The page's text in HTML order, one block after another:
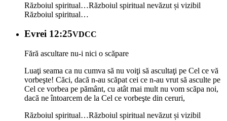
Războiul spiritual…Războiul spiritual nevăzut și vizibil
Războiul spiritual…
Evrei 12:25VDCC
Fără ascultare nu-i nici o scăpare
Luaţi seama ca nu cumva să nu voiţi să ascultaţi pe Cel ce vă
vorbeşte! Căci, dacă n-au scăpat cei ce n-au vrut să asculte pe
Cel ce vorbea pe pământ, cu atât mai mult nu vom scăpa noi,
dacă ne întoarcem de la Cel ce vorbeşte din ceruri,
Războiul spiritual…Războiul spiritual nevăzut și vizibil